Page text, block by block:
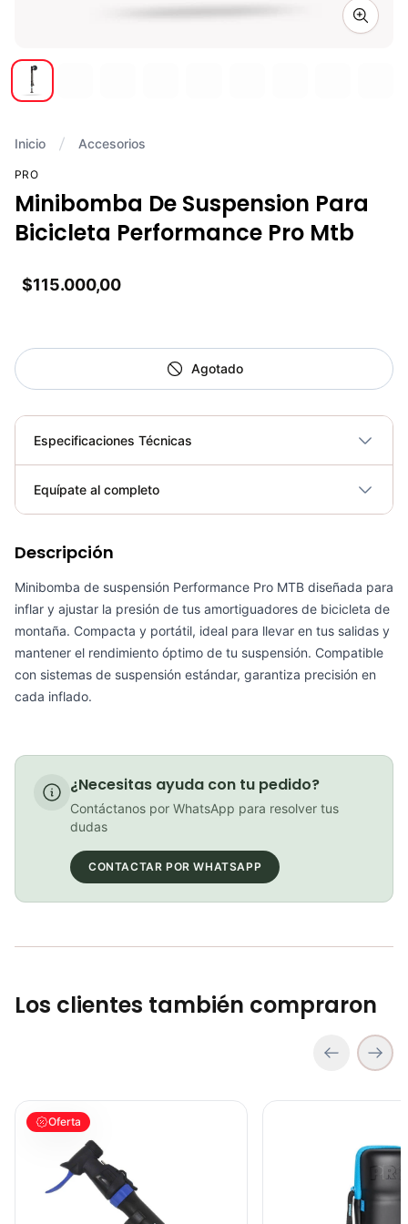
Zoom
Inicio Accesorios
PRO
Minibomba De Suspension Para
Bicicleta Performance Pro Mtb
$115.000,00
Agotado
Especificaciones Técnicas
Plegable No
Equípate al completo
COP 13,900.00
Capsula Porta Herramientas Pro Bicicleta Mtb Ruta
Mini inflador Syncros Boundary 2.0Hp
COP 102,000.00
Descripción
Minibomba de suspensión Performance Pro MTB diseñada para
inflar y ajustar la presión de tus amortiguadores de bicicleta de
montaña. Compacta y portátil, ideal para llevar en tus salidas y
mantener el rendimiento óptimo de tu suspensión. Compatible
con sistemas de suspensión estándar, garantiza precisión en
cada inflado.
¿Necesitas ayuda con tu pedido?
Contáctanos por WhatsApp para resolver tus
dudas
CONTACTAR POR WHATSAPP
Los clientes también compraron
Inflador Mini Bomba de Aire Beto CMPB03B Bicicletas Ciclismo
Oferta
Capsula Porta